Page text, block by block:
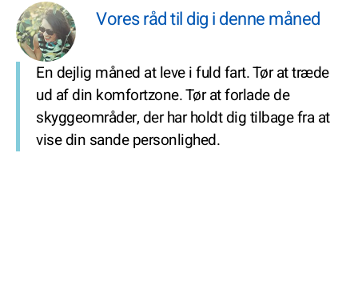
Vores råd til dig i denne måned
En dejlig måned at leve i fuld fart. Tør at træde
ud af din komfortzone. Tør at forlade de
skyggeområder, der har holdt dig tilbage fra at
vise din sande personlighed.